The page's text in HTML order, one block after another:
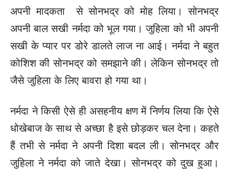
अपनी मादकता से सोनभद्र को मोह लिया। सोनभद्र
अपनी बाल सखी नर्मदा को भूल गया। जुहिला को भी अपनी
सखी के प्यार पर डोरे डालते लाज ना आई। नर्मदा ने बहुत
कोशिश की सोनभद्र को समझाने की। लेकिन सोनभद्र तो
जैसे जुहिला के लिए बावरा हो गया था।
नर्मदा ने किसी ऐसे ही असहनीय क्षण में निर्णय लिया कि ऐसे
धोखेबाज के साथ से अच्छा है इसे छोड़कर चल देना। कहते
हैं तभी से नर्मदा ने अपनी दिशा बदल ली। सोनभद्र और
जुहिला ने नर्मदा को जाते देखा। सोनभद्र को दुख हुआ।